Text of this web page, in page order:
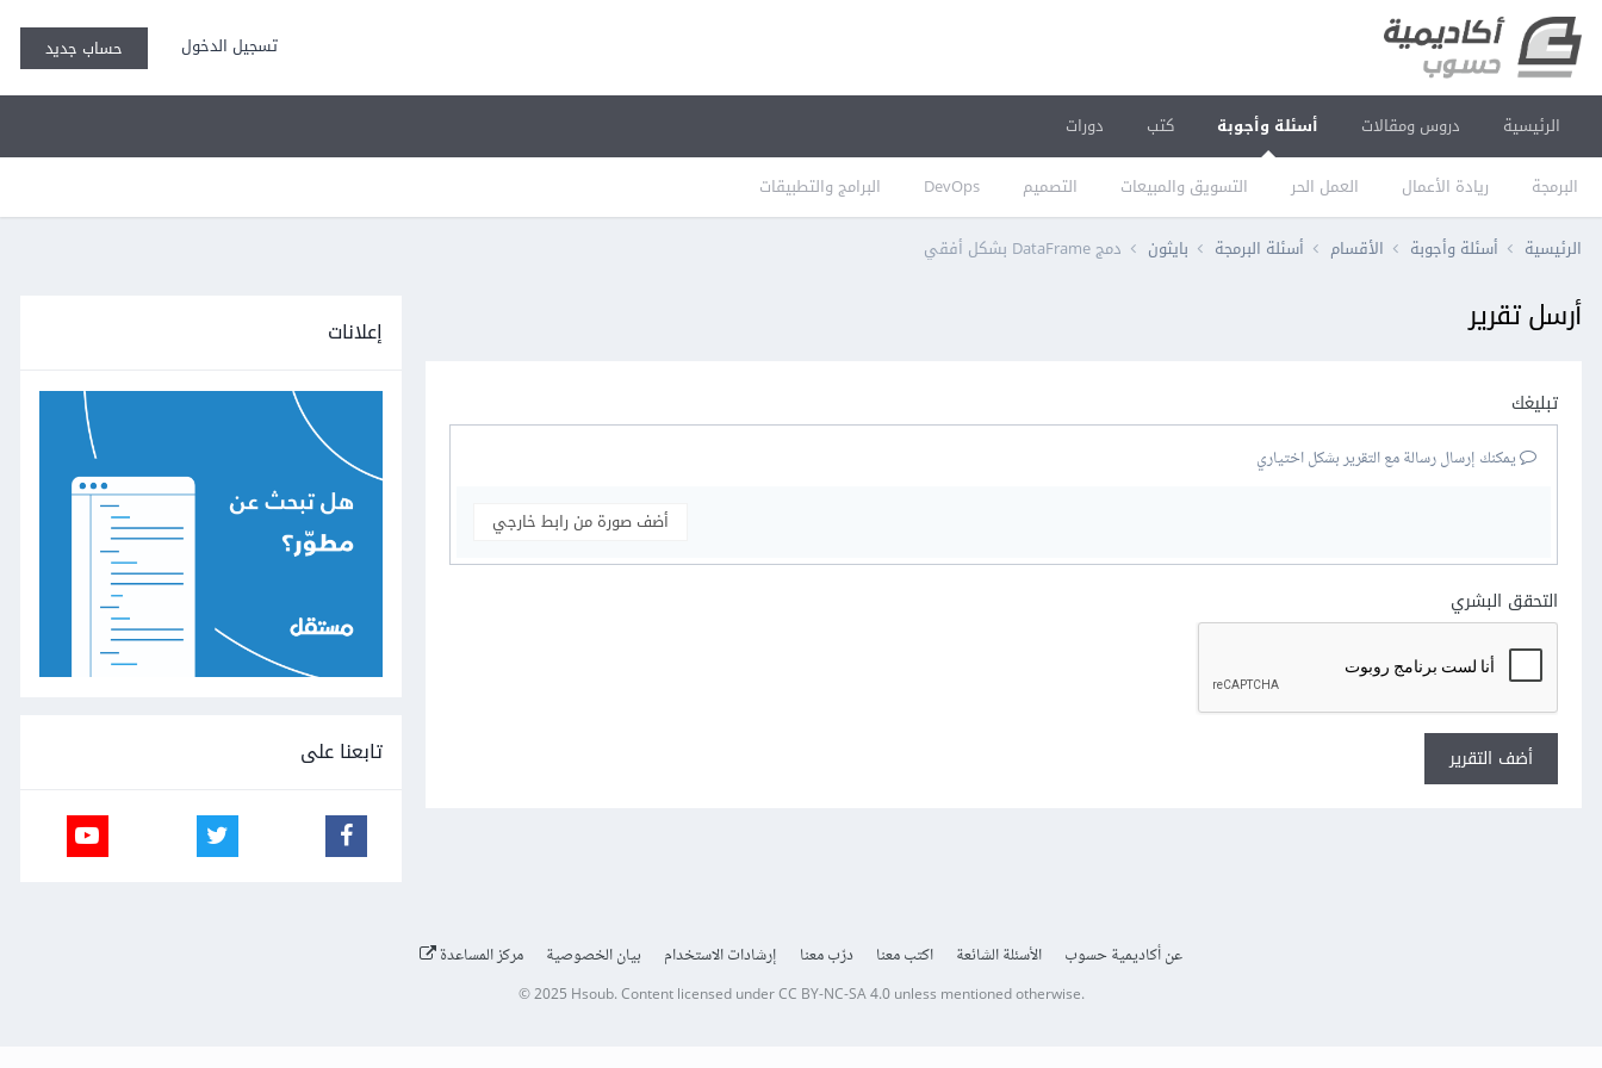
تسجيل الدخول حساب جديد
الرئيسية دروس ومقالات أسئلة وأجوبة
البرمجة ريادة الأعمال العمل الحر التسويق والمبيعات التصميم DevOps البرامج والتطبيقات
كتب دورات
الرئيسية أسئلة وأجوبة الأقسام أسئلة البرمجة بايثون دمج DataFrame بشكل أفقي
أرسل تقرير
تبليغك
يمكنك إرسال رسالة مع التقرير بشكل اختياري
أضف صورة من رابط خارجي
التحقق البشري
أضف التقرير
إعلانات
تابعنا على
عن أكاديمية حسوب الأسئلة الشائعة اكتب معنا درّب معنا إرشادات الاستخدام بيان الخصوصية مركز المساعدة
© 2025 Hsoub.Content licensed underCC BY-NC-SA 4.0unless mentioned otherwise.